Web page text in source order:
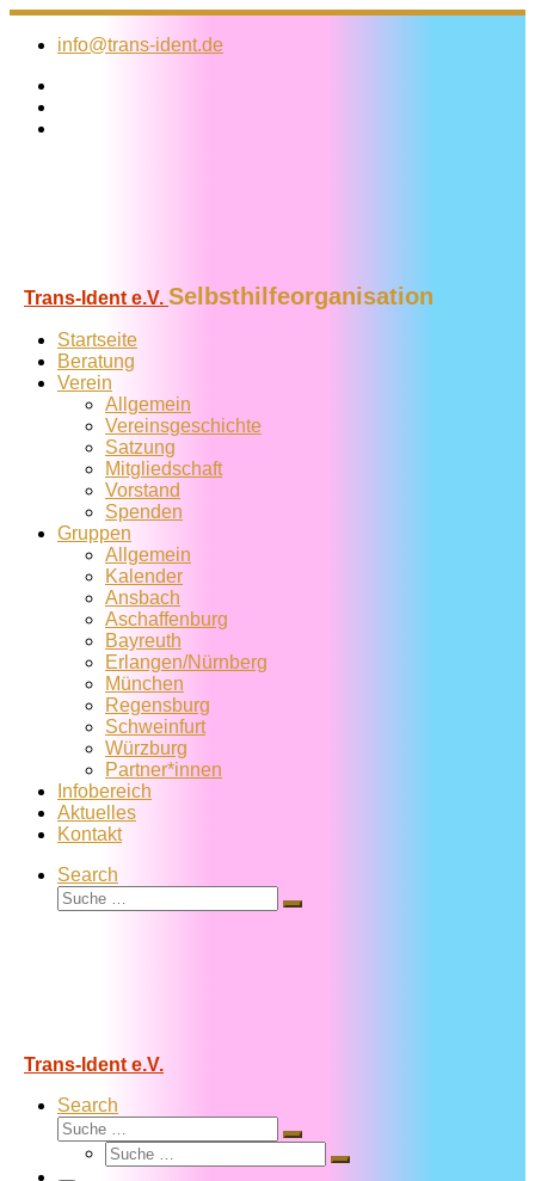
Zum
Inhalt
info@trans-ident.de
Trans-Ident e.V. Selbsthilfeorganisation
Startseite
Beratung
Verein
Allgemein
Vereins­geschichte
Satzung
Mitglied­schaft
Vorstand
Spenden
Gruppen
Allgemein
Kalender
Ansbach
Aschaffenburg
Bayreuth
Erlangen/Nürnberg
München
Regensburg
Schweinfurt
Würzburg
Partner*innen
Infobereich
Aktuelles
Kontakt
Search
Suche
Suche
Trans-Ident e.V.
Search
Suche
Suche
Suche
Suche